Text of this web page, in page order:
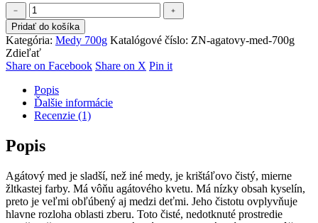
množstvo
Agátový
med
700g
﹣
﹢
Pridať do košíka
Kategória: Medy 700g Katalógové číslo: ZN-agatovy-med-700g
Zdieľať
Share on FacebookShare
Share on X Share
Pin itShare
Popis
Ďalšie informácie
Recenzie (1)
Popis
Agátový med je sladší, než iné medy, je krištáľovo čistý, mierne
žltkastej farby. Má vôňu agátového kvetu. Má nízky obsah kyselín,
preto je veľmi obľúbený aj medzi deťmi. Jeho čistotu ovplyvňuje
hlavne rozloha oblasti zberu. Toto čisté, nedotknuté prostredie